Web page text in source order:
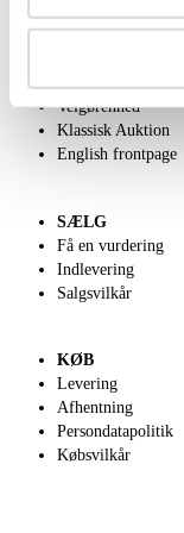
OM OS
Kontakt os
Velgørenhed
Klassisk Auktion
English frontpage
SÆLG
Få en vurdering
Indlevering
Salgsvilkår
KØB
Levering
Afhentning
Persondatapolitik
Købsvilkår